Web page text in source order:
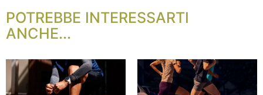
POTREBBE INTERESSARTI
ANCHE...